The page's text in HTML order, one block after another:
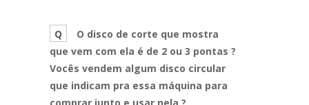
Q
O disco de corte que mostra
que vem com ela é de 2 ou 3 pontas ?
Vocês vendem algum disco circular
que indicam pra essa máquina para